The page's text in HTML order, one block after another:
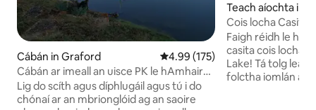
Cábán in Graford Meánrátáil 4.99 as 5, 175
4.99 (175)
Cábán ar imeall an uisce PK le hAmhairc
ar Imeall na Mílaoise - dollar!
Lig do scíth agus díphlugáil agus tú i do
chónaí ar an mbrionglóid ag an saoire
Teach aíochta in
ty
Cois locha Casita:
Faigh réidh le
casita cois locha
Lake! Tá tolg
folctha iomlán